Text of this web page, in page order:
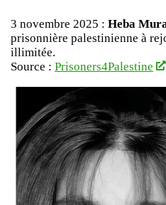
3 novembre 2025 : Heba
prisonnière palestinienne à
illimitée.
Source : Prisoners4Palestine